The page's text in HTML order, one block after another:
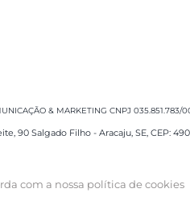
& MARKETING CNPJ 035.851.783/
90 Salgado Filho - Aracaju, SE, CEP:
com a nossa política de cookies